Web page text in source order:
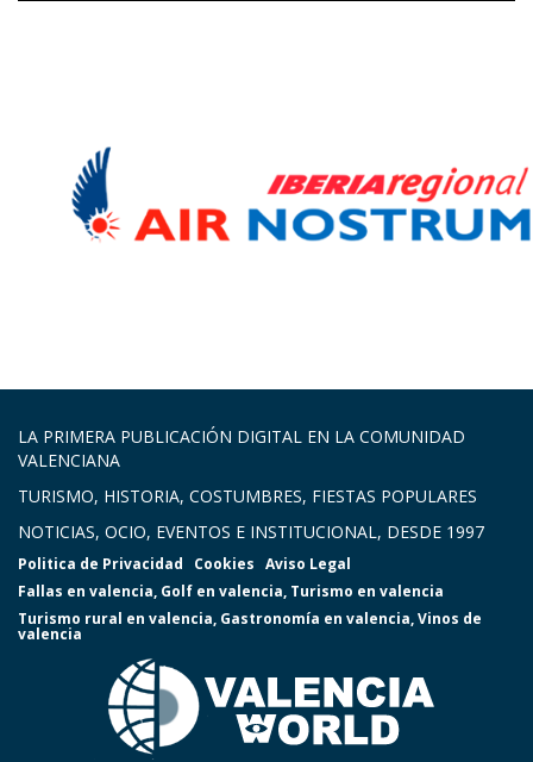
LA PRIMERA PUBLICACIÓN DIGITAL EN LA COMUNIDAD
VALENCIANA
TURISMO, HISTORIA, COSTUMBRES, FIESTAS POPULARES
NOTICIAS, OCIO, EVENTOS E INSTITUCIONAL, DESDE 1997
Politica de Privacidad Cookies Aviso Legal
Fallas en valencia, Golf en valencia, Turismo en valencia
Turismo rural en valencia, Gastronomía en valencia,Vinos de
valencia